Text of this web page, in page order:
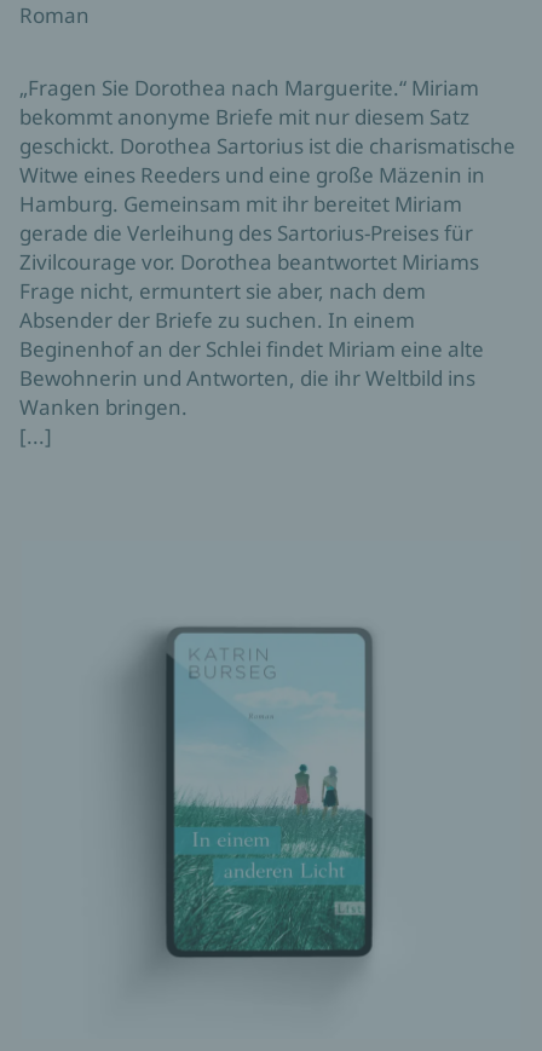
Roman
„Fragen Sie Dorothea nach Marguerite.“ Miriam
bekommt anonyme Briefe mit nur diesem Satz
geschickt. Dorothea Sartorius ist die charismatische
Witwe eines Reeders und eine große Mäzenin in
Hamburg. Gemeinsam mit ihr bereitet Miriam
gerade die Verleihung des Sartorius-Preises für
Zivilcourage vor. Dorothea beantwortet Miriams
Frage nicht, ermuntert sie aber, nach dem
Absender der Briefe zu suchen. In einem
Beginenhof an der Schlei findet Miriam eine alte
Bewohnerin und Antworten, die ihr Weltbild ins
Wanken bringen.
[...]